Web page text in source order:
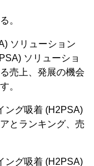
。
ソリューション
ソリューショ
売上、発展の機会
。
ング吸着 (H2PSA)
とランキング、売
ング吸着 (H2PSA)